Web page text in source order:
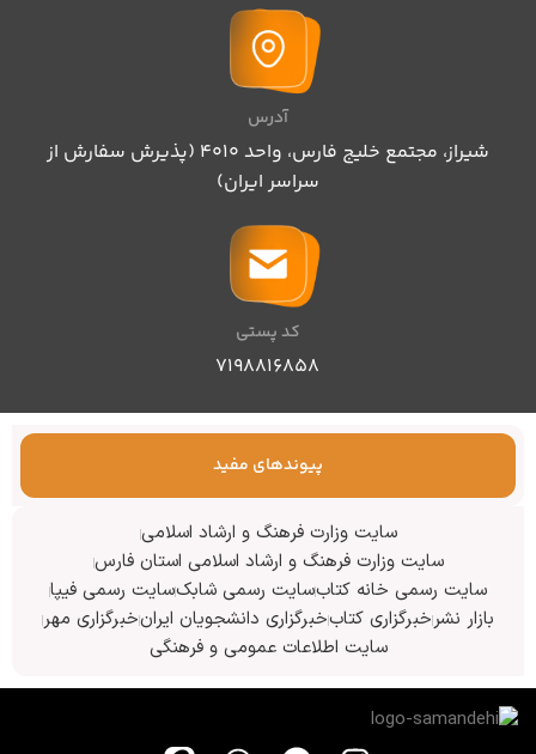
آدرس
شیراز، مجتمع خلیج فارس، واحد ۴۰۱۰ (پذیرش سفارش از
سراسر ایران)
کد پستی
۷۱۹۸۸۱۶۸۵۸
پیوندهای مفید
سایت وزارت فرهنگ و ارشاد اسلامی
سایت وزارت فرهنگ و ارشاد اسلامی استان فارس
سایت رسمی خانه کتابسایت رسمی شابکسایت رسمی فیپا
بازار نشرخبرگزاری کتابخبرگزاری دانشجویان ایرانخبرگزاری مهر
سایت اطلاعات عمومی و فرهنگی